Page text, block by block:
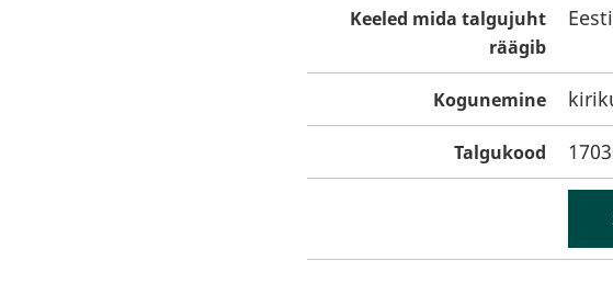
Keeled mida talgujuht
räägib
Kogunemine
Talgukood